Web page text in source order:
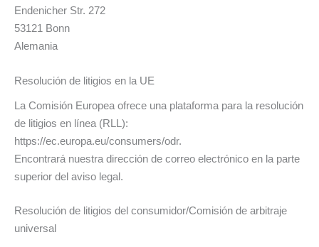
Endenicher Str. 272
53121 Bonn
Alemania
Resolución de litigios en la UE
La Comisión Europea ofrece una plataforma para la resolución
de litigios en línea (RLL):
https://ec.europa.eu/consumers/odr.
Encontrará nuestra dirección de correo electrónico en la parte
superior del aviso legal.
Resolución de litigios del consumidor/Comisión de arbitraje
universal